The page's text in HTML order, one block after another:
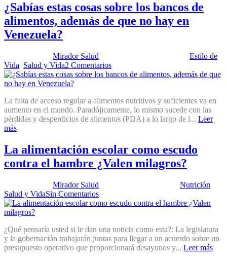
¿Sabías estas cosas sobre los bancos de
alimentos, además de que no hay en
Venezuela?
Mirador Salud
Estilo de
Vida Salud y Vida2 Comentarios
La falta de acceso regular a alimentos nutritivos y suficientes va en
aumento en el mundo. Paradójicamente, lo mismo sucede con las
pérdidas y desperdicios de alimentos (PDA) a lo largo de l... Leer
más
La alimentación escolar como escudo
contra el hambre ¿Valen milagros?
Mirador Salud Nutrición
Salud y VidaSin Comentarios
¿Qué pensaría usted si le dan una noticia como esta?: La legislatura
y la gobernación trabajarán juntas para llegar a un acuerdo sobre un
presupuesto operativo que proporcionará desayunos y... Leer más